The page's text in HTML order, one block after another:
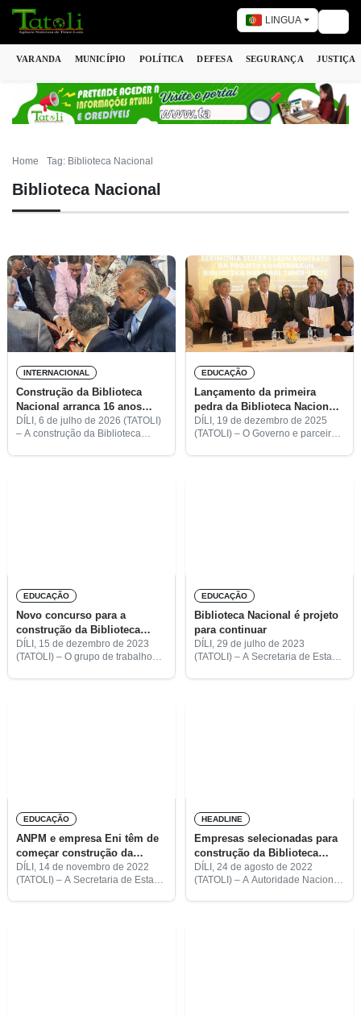
LINGUA
VARANDA MUNICÍPIO POLÍTICA DEFESA SEGURANÇA JUSTIÇA
Home Tag: Biblioteca Nacional
Biblioteca Nacional
INTERNACIONAL
Construção da Biblioteca
Nacional arranca 16 anos
depois
DÍLI, 6 de julho de 2026 (TATOLI)
– A construção da Biblioteca
EDUCAÇÃO
Lançamento da primeira
pedra da Biblioteca Nacional
previsto para março
DÍLI, 19 de dezembro de 2025
(TATOLI) – O Governo e parceiros
EDUCAÇÃO
Novo concurso para a
construção da Biblioteca
Nacional marcado para 2024
DÍLI, 15 de dezembro de 2023
(TATOLI) – O grupo de trabalho
EDUCAÇÃO
Biblioteca Nacional é projeto
para continuar
DÍLI, 29 de julho de 2023
(TATOLI) – A Secretaria de Estado
EDUCAÇÃO
ANPM e empresa Eni têm de
começar construção da
Biblioteca Nacional
DÍLI, 14 de novembro de 2022
(TATOLI) – A Secretaria de Estado
HEADLINE
Empresas selecionadas para
construção da Biblioteca
Nacional divulgadas em
outubro
DÍLI, 24 de agosto de 2022
(TATOLI) – A Autoridade Nacional